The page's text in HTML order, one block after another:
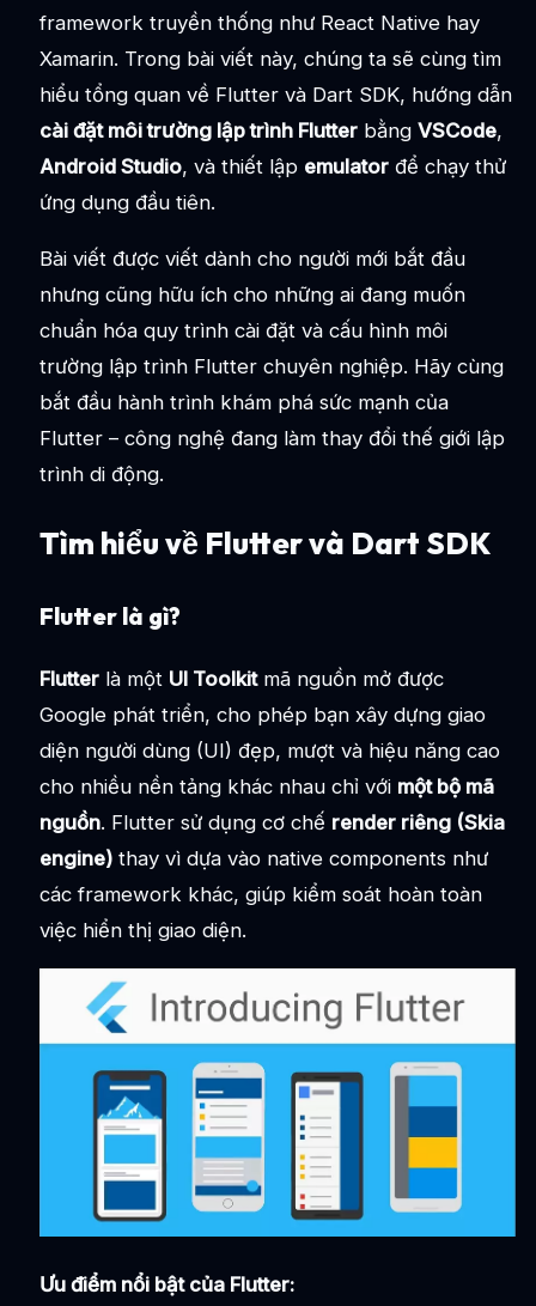
framework truyền thống như React Native hay
Xamarin. Trong bài viết này, chúng ta sẽ cùng tìm
hiểu tổng quan về Flutter và Dart SDK, hướng dẫn
cài đặt môi trường lập trình Flutter bằng VSCode,
Android Studio, và thiết lập emulator để chạy thử
ứng dụng đầu tiên.
Bài viết được viết dành cho người mới bắt đầu
nhưng cũng hữu ích cho những ai đang muốn
chuẩn hóa quy trình cài đặt và cấu hình môi
trường lập trình Flutter chuyên nghiệp. Hãy cùng
bắt đầu hành trình khám phá sức mạnh của
Flutter – công nghệ đang làm thay đổi thế giới lập
trình di động.
Tìm hiểu về Flutter và Dart SDK
Flutter là gì?
Flutter là một UI Toolkitmã nguồn mở được
Google phát triển, cho phép bạn xây dựng giao
diện người dùng (UI) đẹp, mượt và hiệu năng cao
cho nhiều nền tảng khác nhau chỉ với một bộ mã
nguồn. Flutter sử dụng cơ chế render riêng (Skia
engine) thay vì dựa vào native components như
các framework khác, giúp kiểm soát hoàn toàn
việc hiển thị giao diện.
Ưu điểm nổi bật của Flutter: